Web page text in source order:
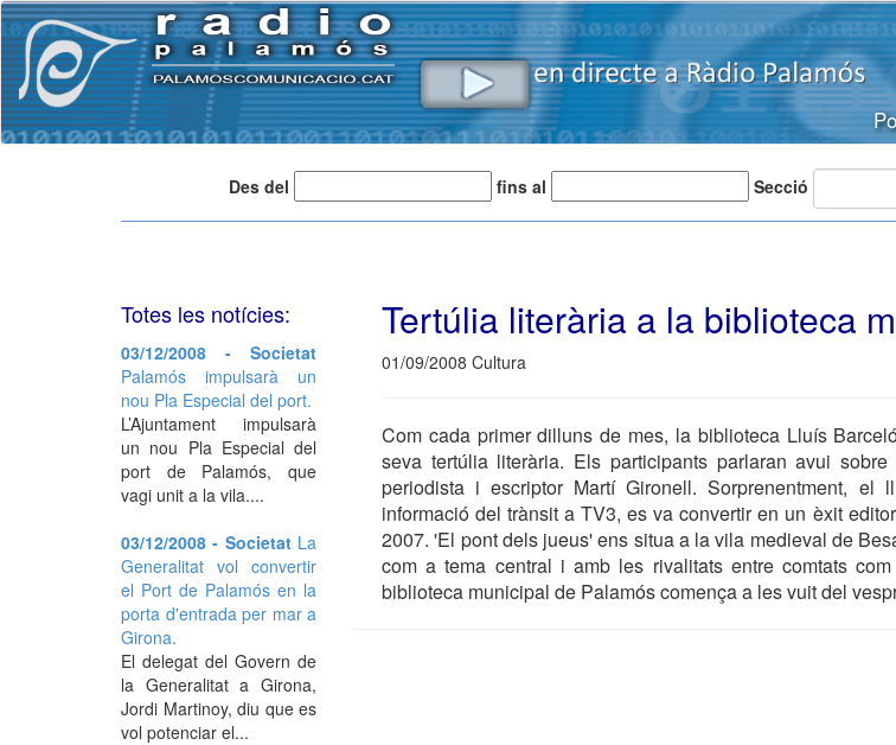
Des del fins al Secció
Tertúlia literària a la biblioteca
01/09/2008 Cultura
Com cada primer dilluns de mes, la biblioteca Lluís
seva tertúlia literària. Els participants parlaran avui
periodista i escriptor Martí Gironell. Sorprenentment, el
informació del trànsit a TV3, es va convertir en un èxit
2007. 'El pont dels jueus' ens situa a la vila medieval de
com a tema central i amb les rivalitats entre comtats
biblioteca municipal de Palamós comença a les vuit del
Totes les notícies:
03/12/2008 - Societat
Palamós impulsarà un
nou Pla Especial del port.
L’Ajuntament impulsarà
un nou Pla Especial del
port de Palamós, que
vagi unit a la vila....
03/12/2008 - Societat La
Generalitat vol convertir
el Port de Palamós en la
porta d'entrada per mar a
Girona.
El delegat del Govern de
la Generalitat a Girona,
Jordi Martinoy, diu que es
vol potenciar el...